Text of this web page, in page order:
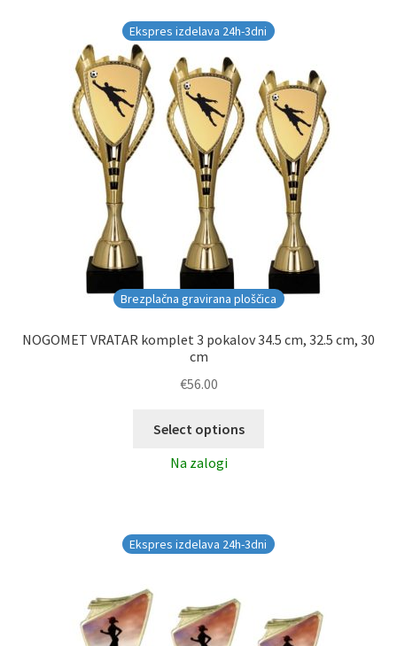
Brezplačna gravirana ploščica
Ekspres izdelava 24h-3dni
NOGOMET VRATAR komplet 3 pokalov 34.5 cm, 32.5 cm, 30
cm
€56.00
Select options
Na zalogi
Ekspres izdelava 24h-3dni